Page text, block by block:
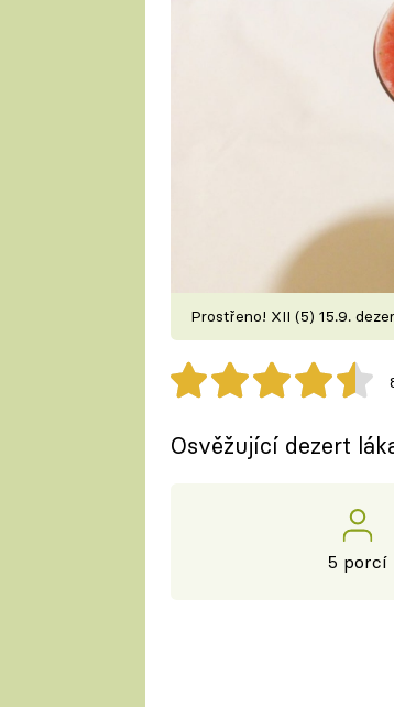
Prostřeno! XII (5) 15.9.
Osvěžující dezert
5 porcí